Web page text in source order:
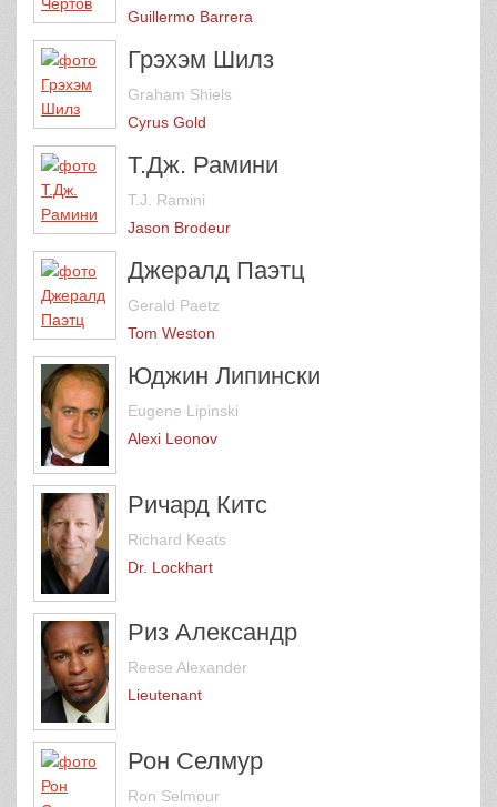
Guillermo Barrera
Грэхэм Шилз
Graham Shiels
Cyrus Gold
Т.Дж. Рамини
T.J. Ramini
Jason Brodeur
Джералд Паэтц
Gerald Paetz
Tom Weston
Юджин Липински
Eugene Lipinski
Alexi Leonov
Ричард Китс
Richard Keats
Dr. Lockhart
Риз Александр
Reese Alexander
Lieutenant
Рон Селмур
Ron Selmour